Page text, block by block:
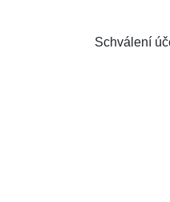
Schválení